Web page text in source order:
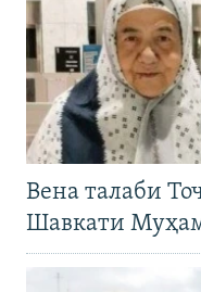
Вена талаби
Шавкати